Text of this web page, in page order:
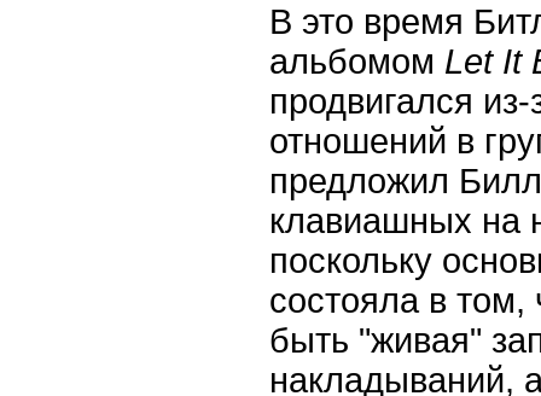
В это время
альбомом Let It
продвигался
отношений в
предложил
клавиашных на
поскольку
состояла в
быть "живая"
накладываний,